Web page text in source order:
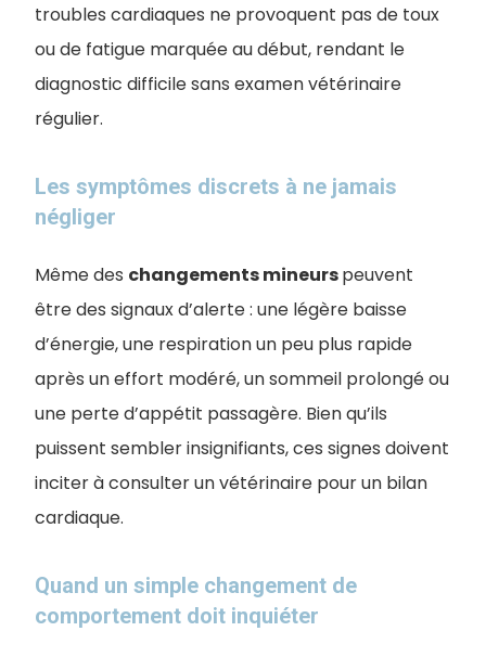
troubles cardiaques ne provoquent pas de toux
ou de fatigue marquée au début, rendant le
diagnostic difficile sans examen vétérinaire
régulier.
Les symptômes discrets à ne jamais
négliger
Même des changements mineurspeuvent
être des signaux d’alerte : une légère baisse
d’énergie, une respiration un peu plus rapide
après un effort modéré, un sommeil prolongé ou
une perte d’appétit passagère. Bien qu’ils
puissent sembler insignifiants, ces signes doivent
inciter à consulter un vétérinaire pour un bilan
cardiaque.
Quand un simple changement de
comportement doit inquiéter